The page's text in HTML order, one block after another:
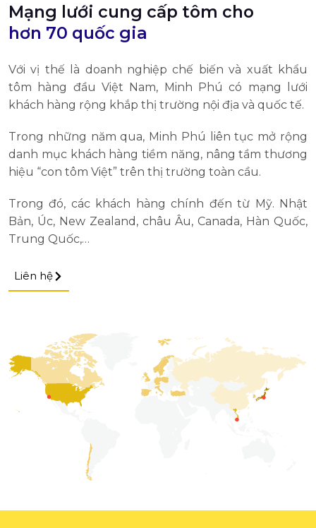
Mạng lưới cung cấp tôm cho
hơn 70 quốc gia
Với vị thế là doanh nghiệp chế biến và xuất khẩu
tôm hàng đầu Việt Nam, Minh Phú có mạng lưới
khách hàng rộng khắp thị trường nội địa và quốc tế.
Trong những năm qua, Minh Phú liên tục mở rộng
danh mục khách hàng tiềm năng, nâng tầm thương
hiệu “con tôm Việt” trên thị trường toàn cầu.
Trong đó, các khách hàng chính đến từ Mỹ. Nhật
Bản, Úc, New Zealand, châu Âu, Canada, Hàn Quốc,
Trung Quốc,…
Liên hệ